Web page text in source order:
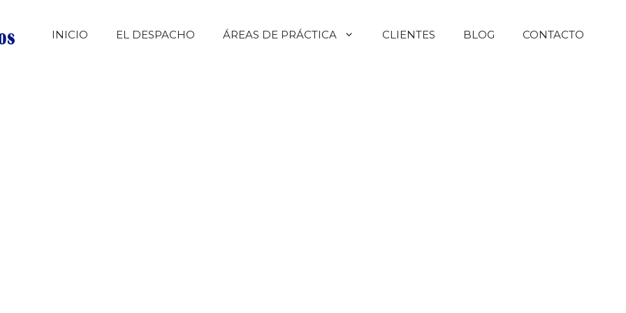
INICIO EL DESPACHO ÁREAS DE PRÁCTICA CLIENTES BLOG CONTACTO